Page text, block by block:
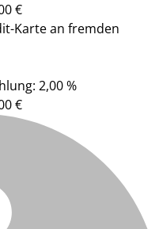
€
Karte an fremden
2,00 %
€